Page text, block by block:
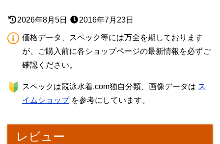
2026年8月5日 2016年7月23日
価格データ、スペック等には万全を期しております
が、ご購入前に各ショップページの最新情報を必ずご
確認ください。
スペックは競泳水着.com独自分類、画像データは ス
イムショップを参考にしています。
レビュー